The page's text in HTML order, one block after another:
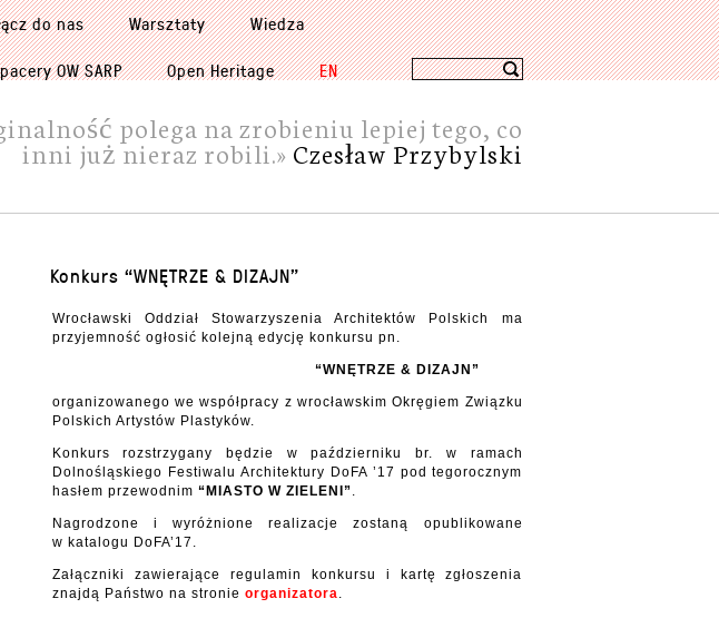
do nas Warsztaty Wiedza
OW SARP Open Heritage EN
polega na zrobieniu lepiej tego, co
inni już nieraz robili.» Czesław Przybylski
Konkurs “WNĘTRZE & DIZAJN”
Wrocławski Oddział Stowarzyszenia Architektów Polskich ma
przyjemność ogłosić kolejną edycję konkursu pn.
“WNĘTRZE & DIZAJN”
organizowanego we współpracy z wrocławskim Okręgiem Związku
Polskich Artystów Plastyków.
Konkurs rozstrzygany będzie w październiku br. w ramach
Dolnośląskiego Festiwalu Architektury DoFA ’17 pod tegorocznym
hasłem przewodnim “MIASTO W ZIELENI”.
Nagrodzone i wyróżnione realizacje zostaną opublikowane
w katalogu DoFA’17.
Załączniki zawierające regulamin konkursu i kartę zgłoszenia
znajdą Państwo na stronie organizatora.